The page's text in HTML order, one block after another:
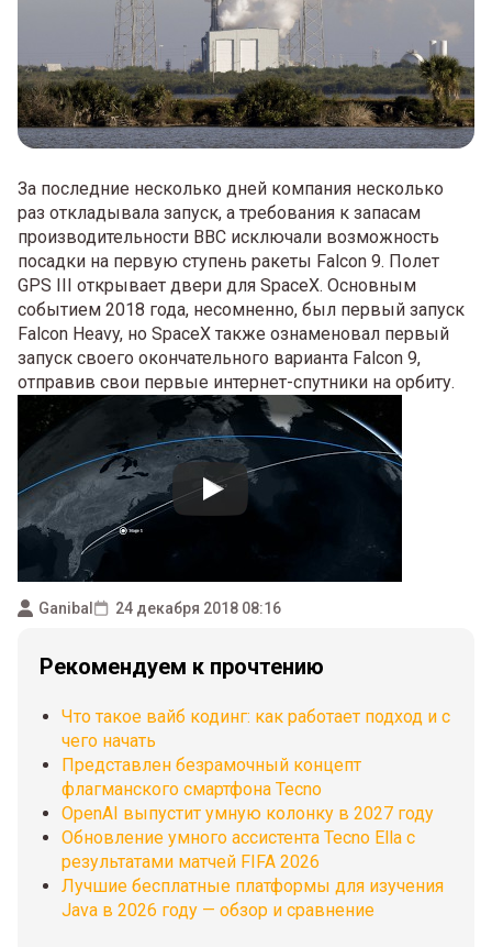
За последние несколько дней компания несколько
раз откладывала запуск, а требования к запасам
производительности ВВС исключали возможность
посадки на первую ступень ракеты Falcon 9. Полет
GPS III открывает двери для SpaceX. Основным
событием 2018 года, несомненно, был первый запуск
Falcon Heavy, но SpaceX также ознаменовал первый
запуск своего окончательного варианта Falcon 9,
отправив свои первые интернет-спутники на орбиту.
Ganibal 24 декабря 2018 08:16
Рекомендуем к прочтению
Что такое вайб кодинг: как работает подход и с
чего начать
Представлен безрамочный концепт
флагманского смартфона Tecno
OpenAI выпустит умную колонку в 2027 году
Обновление умного ассистента Tecno Ella с
результатами матчей FIFA 2026
Лучшие бесплатные платформы для изучения
Java в 2026 году — обзор и сравнение